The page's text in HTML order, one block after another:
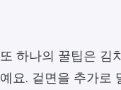
또 하나의 꿀팁은 김
예요. 겉면을 추가로